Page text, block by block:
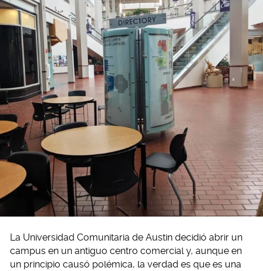
La Universidad Comunitaria de Austin decidió abrir un
campus en un antiguo centro comercial y, aunque en
un principio causó polémica, la verdad es que es una